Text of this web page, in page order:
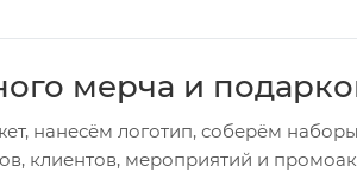
мерча и
нанесём логотип, соберём
клиентов, мероприятий и